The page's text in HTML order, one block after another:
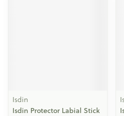
Isdin
Isdin Protector Labial Stick